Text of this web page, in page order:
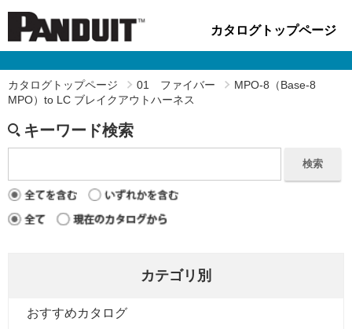
カタログトップページ
カタログトップページ 01 ファイバー
MPO-8（Base-8
MPO）to LC ブレイクアウトハーネス
キーワード検索
検索
カテゴリ別
おすすめカタログ